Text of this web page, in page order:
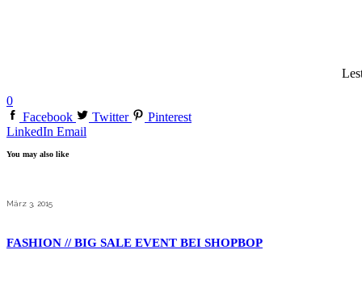
0
Facebook
Twitter
Pinterest
LinkedIn Email
You may also like
März 3, 2015
FASHION // BIG SALE EVENT BEI SHOPBOP